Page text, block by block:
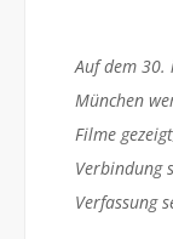
Auf dem
München
Filme
Verbindung
Verfassung